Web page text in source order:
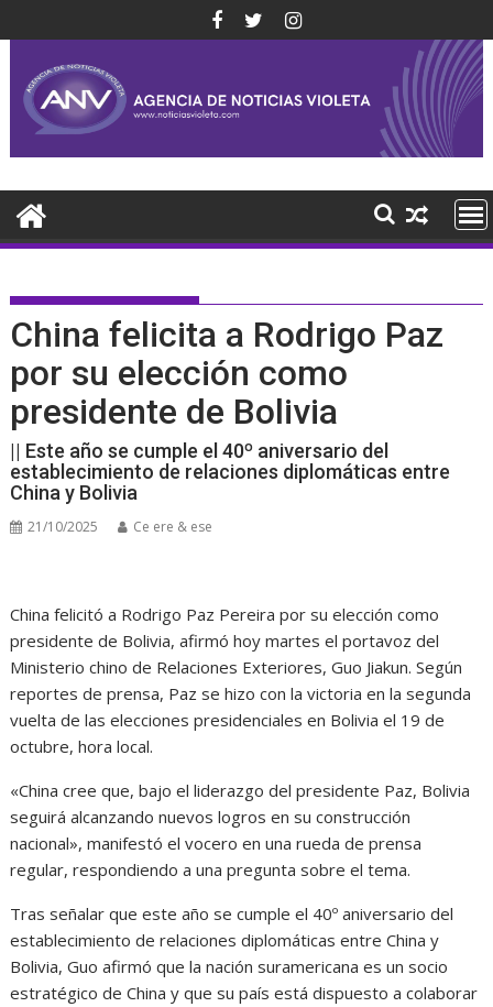
al
contenido
China felicita a Rodrigo Paz
por su elección como
presidente de Bolivia
|| Este año se cumple el 40º aniversario del
establecimiento de relaciones diplomáticas entre
China y Bolivia
21/10/2025 Ce ere & ese
China felicitó a Rodrigo Paz Pereira por su elección como
presidente de Bolivia, afirmó hoy martes el portavoz del
Ministerio chino de Relaciones Exteriores, Guo Jiakun. Según
reportes de prensa, Paz se hizo con la victoria en la segunda
vuelta de las elecciones presidenciales en Bolivia el 19 de
octubre, hora local.
«China cree que, bajo el liderazgo del presidente Paz, Bolivia
seguirá alcanzando nuevos logros en su construcción
nacional», manifestó el vocero en una rueda de prensa
regular, respondiendo a una pregunta sobre el tema.
Tras señalar que este año se cumple el 40º aniversario del
establecimiento de relaciones diplomáticas entre China y
Bolivia, Guo afirmó que la nación suramericana es un socio
estratégico de China y que su país está dispuesto a colaborar